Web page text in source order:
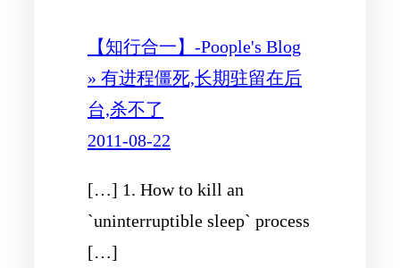
【知行合一】-Poople's Blog
» 有进程僵死,长期驻留在后
台,杀不了
2011-08-22
[…] 1. How to kill an
`uninterruptible sleep` process
[…]